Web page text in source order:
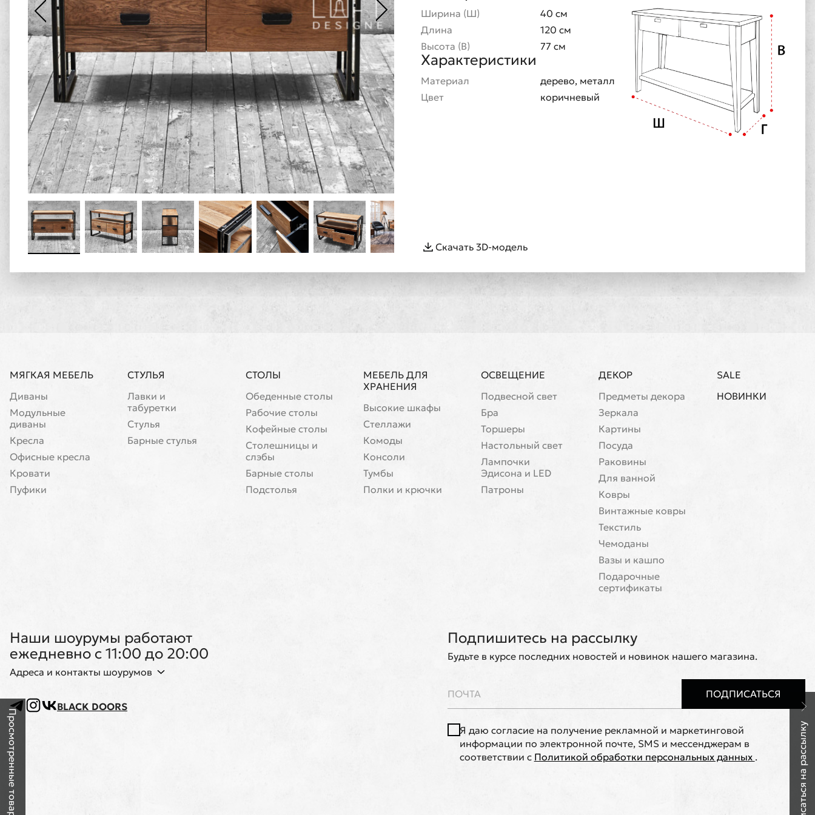
Ширина (Ш)
40 см
Длина
120 см
Высота (В)
77 см
Характеристики
Материал
дерево, металл
Цвет
коричневый
Скачать 3D-модель
МЯГКАЯ МЕБЕЛЬ
Диваны
Модульные
диваны
Кресла
Офисные кресла
Кровати
Пуфики
СТУЛЬЯ
Лавки и
табуретки
Стулья
Барные стулья
СТОЛЫ
Обеденные столы
Рабочие столы
Кофейные столы
Cтолешницы и
слэбы
Барные столы
Подстолья
МЕБЕЛЬ ДЛЯ
ХРАНЕНИЯ
Высокие шкафы
Стеллажи
Комоды
Консоли
Тумбы
Полки и крючки
ОСВЕЩЕНИЕ
Подвесной свет
Бра
Торшеры
Настольный свет
Лампочки
Эдисона и LED
Патроны
ДЕКОР
Предметы декора
Зеркала
Картины
Посуда
Раковины
Для ванной
Ковры
Винтажные ковры
Текстиль
Чемоданы
Вазы и кашпо
Подарочные
сертификаты
SALE
НОВИНКИ
Наши шоурумы работают
ежедневно с 11:00 до 20:00
Адреса и контакты шоурумов
BLACK DOORS
Подпишитесь на рассылку
Будьте в курсе последних новостей и новинок нашего магазина.
ПОДПИСАТЬСЯ
Я даю согласие на получение рекламной и маркетинговой
информации по электронной почте, SMS и мессенджерам в
соответствии с Политикой обработки персональных данных . Подписаться на рассылку
Просмотренные товары